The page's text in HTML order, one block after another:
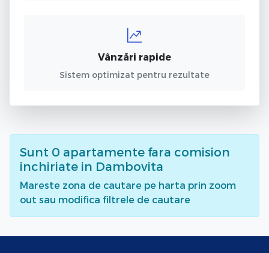
Vânzări rapide
Sistem optimizat pentru rezultate
Sunt 0 apartamente fara comision
inchiriate in Dambovita
Mareste zona de cautare pe harta prin zoom
out sau modifica filtrele de cautare